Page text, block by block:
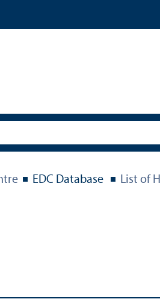
EDC Database List of